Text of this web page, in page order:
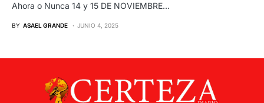
Ahora o Nunca 14 y 15 DE NOVIEMBRE…
BY ASAEL GRANDE JUNIO 4, 2025